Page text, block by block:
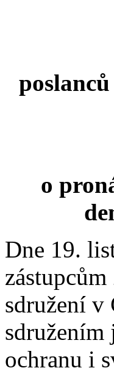
o
Dne 19.
sdružení v
sdružením
ochranu i